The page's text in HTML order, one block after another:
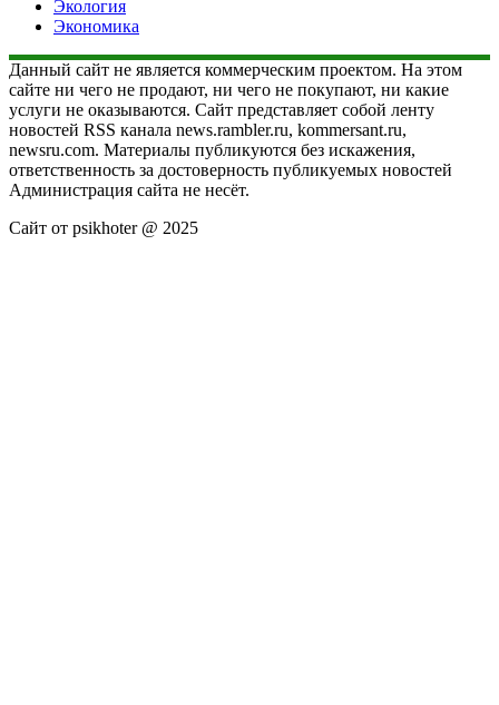
Экология
Экономика
Данный сайт не является коммерческим проектом. На этом
сайте ни чего не продают, ни чего не покупают, ни какие
услуги не оказываются. Сайт представляет собой ленту
новостей RSS канала news.rambler.ru, kommersant.ru,
newsru.com. Материалы публикуются без искажения,
ответственность за достоверность публикуемых новостей
Администрация сайта не несёт.
Сайт от psikhoter @ 2025